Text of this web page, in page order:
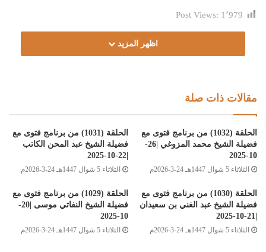
Post Views: 1٬979
اظهر المزيد
مقالات ذات صلة
الحلقة (1032) من برنامج فتوى مع
فضيلة الشيخ محمد المزوغي |26-
10-2025
الثلاثاء 5 شوال 1447هـ 24-3-2026م
الحلقة (1031) من برنامج فتوى مع
فضيلة الشيخ عبد المحن الكاتب
الثلاثاء 5 شوال 1447هـ 24-3-2026م
الحلقة (1030) من برنامج فتوى مع
فضيلة الشيخ عبد الغني بن سعيدان
الثلاثاء 5 شوال 1447هـ 24-3-2026م
الحلقة (1029) من برنامج فتوى مع
فضيلة الشيخ النفاتي موسى |20-
10-2025
الثلاثاء 5 شوال 1447هـ 24-3-2026م